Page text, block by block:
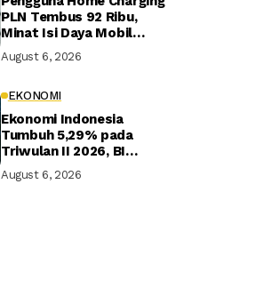
PLN Tembus 92 Ribu,
Minat Isi Daya Mobil
Naik
August 6, 2026
EKONOMI
Ekonomi Indonesia
Tumbuh 5,29% pada
Triwulan II 2026, BI
Tahunan Tercapai
August 6, 2026